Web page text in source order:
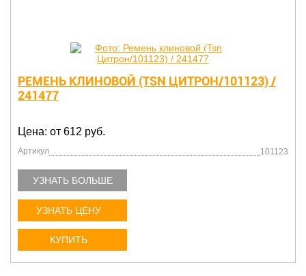
РЕМЕНЬ КЛИНОВОЙ (TSN ЦИТРОН/101123) /
241477
Цена: от 612 руб.
Артикул 101123
УЗНАТЬ БОЛЬШЕ
УЗНАТЬ ЦЕНУ
КУПИТЬ